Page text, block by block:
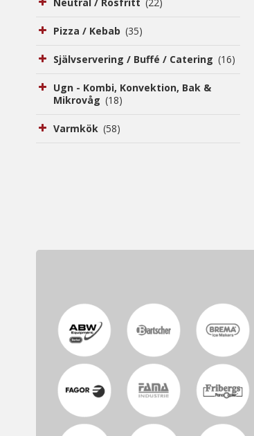
Neutral / Rosfritt (22)
Pizza / Kebab (35)
Självservering / Buffé / Catering (16)
Ugn - Kombi, Konvektion, Bak &
Mikrovåg (18)
Varmkök (58)